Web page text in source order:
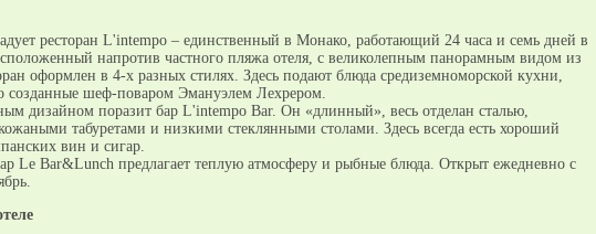
ресторан L'intempo – единственный в Монако, работающий 24 часа и семь дней в
напротив частного пляжа отеля, с великолепным панорамным видом из
оформлен в 4-х разных стилях. Здесь подают блюда средиземноморской кухни,
созданные шеф-поваром Эмануэлем Лехрером.
дизайном поразит бар L'intempo Bar. Он «длинный», весь отделан сталью,
табуретами и низкими стеклянными столами. Здесь всегда есть хороший
вин и сигар.
Le Bar&Lunch предлагает теплую атмосферу и рыбные блюда. Открыт ежедневно с